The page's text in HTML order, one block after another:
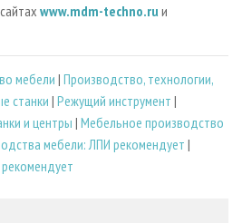
www.mdm-techno.ru и
мебели | Производство, технологии,
станки| Режущий инструмент |
и центры | Мебельное производство
мебели: ЛПИ рекомендует |